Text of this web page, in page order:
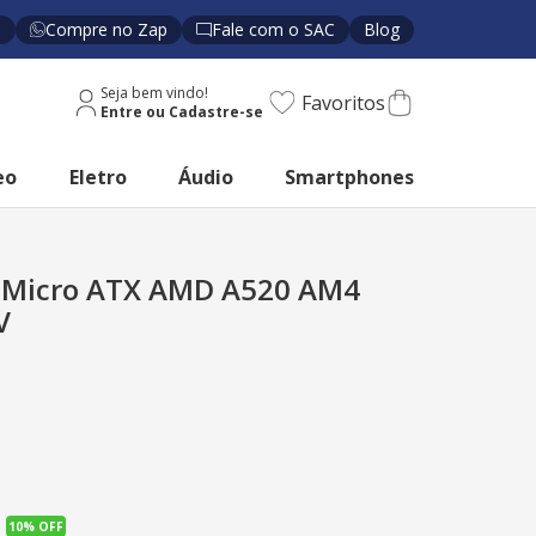
Compre no Zap Fale com o SAC Blog
Seja bem vindo! Favoritos
Eletro Áudio Smartphones
ATX AMD A520 AM4
10% OFF